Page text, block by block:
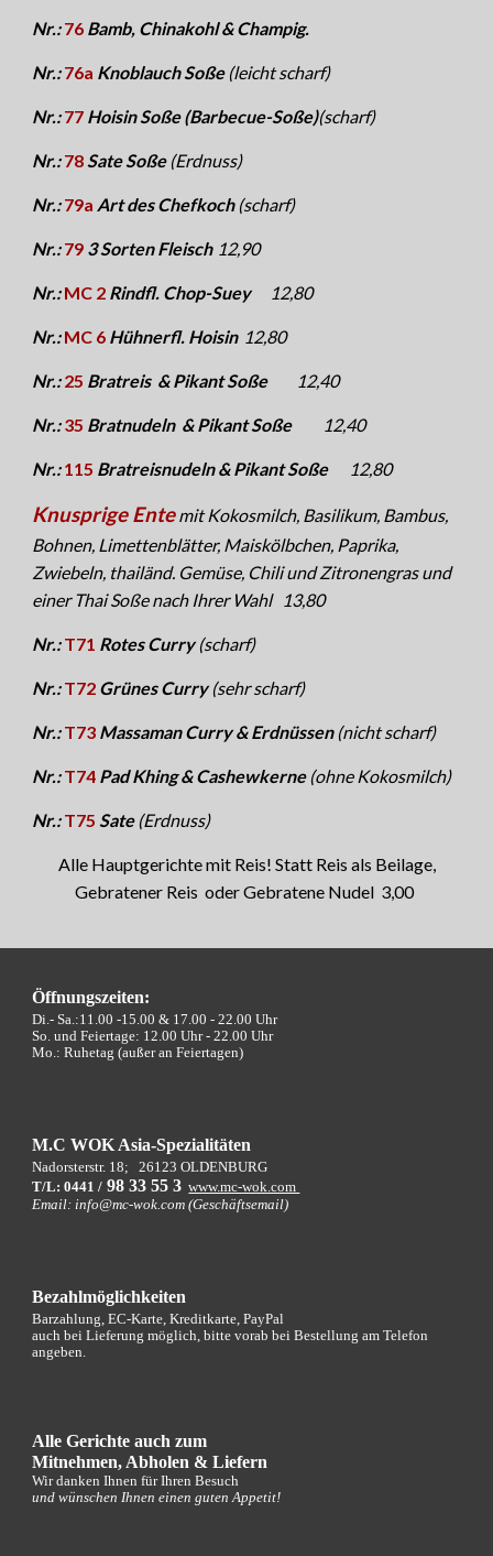
Nr.:76 Bamb, Chinakohl & Champig.
Nr.:76a Knoblauch Soße (leicht scharf)
Nr.:77 Hoisin Soße (Barbecue-Soße)(scharf)
Nr.:78Sate Soße (Erdnuss)
Nr.:79a Art des Chefkoch (scharf)
Nr.:79 3 Sorten Fleisch 12,90
Nr.:MC 2 Rindfl. Chop-Suey 12,80
Nr.:MC 6 Hühnerfl. Hoisin 12,80
Nr.:25 Bratreis & Pikant Soße 12,40
Nr.:35 Bratnudeln & Pikant Soße 12,40
Nr.:115 Bratreisnudeln & Pikant Soße 12,80
Knusprige Entemit Kokosmilch, Basilikum, Bambus,
Bohnen, Limettenblätter, Maiskölbchen, Paprika,
Zwiebeln, thailänd. Gemüse, Chili und Zitronengras und
einer Thai Soße nach Ihrer Wahl 13,80
Nr.:T71 Rotes Curry(scharf)
Nr.:T72 Grünes Curry (sehr scharf)
Nr.:T73 Massaman Curry & Erdnüssen (nicht scharf)
Nr.:T74 Pad Khing & Cashewkerne (ohne Kokosmilch)
Nr.:T75 Sate (Erdnuss)
Alle Hauptgerichte mit Reis! Statt Reis als Beilage,
Gebratener Reis oder Gebratene Nudel 3,00
Öffnungszeiten:
Di.- Sa.:11.00 -15.00 & 17.00 - 22.00 Uhr
So. und Feiertage: 12.00 Uhr - 22.00 Uhr
Mo.: Ruhetag (außer an Feiertagen)
M.C WOK Asia-Spezialitäten
Nadorsterstr. 18;
26123 OLDENBURG
T/L: 0441 / 98 33 55 3 www.mc-wok.com
Email: info@mc-wok.com (Geschäftsemail)
Bezahlmöglichkeiten
Barzahlung, EC-Karte, Kreditkarte, PayPal
auch bei Lieferung möglich, bitte vorab bei Bestellung am Telefon
angeben.
Alle Gerichte auch zum
Mitnehmen, Abholen & Liefern
Wir danken Ihnen für Ihren Besuch
und wünschen Ihnen einen guten Appetit!